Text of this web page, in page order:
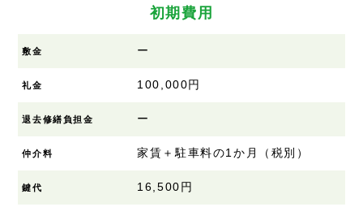
初期費用
敷金 ー
礼金 100,000円
退去修繕負担金 ー
仲介料 家賃＋駐車料の1か月（税別）
鍵代 16,500円